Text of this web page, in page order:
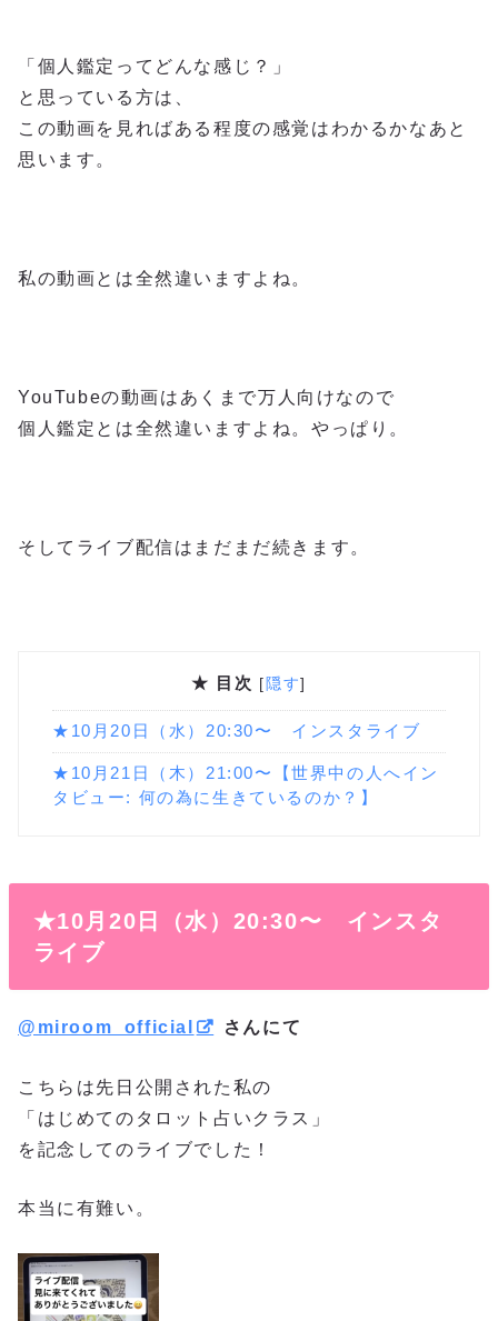
「個人鑑定ってどんな感じ？」
と思っている方は、
この動画を見ればある程度の感覚はわかるかなあと
思います。
私の動画とは全然違いますよね。
YouTubeの動画はあくまで万人向けなので
個人鑑定とは全然違いますよね。やっぱり。
そしてライブ配信はまだまだ続きます。
★ 目次 [ 隠す]
★10月20日（水）20:30〜 インスタライブ
★10月21日（木）21:00〜【世界中の人へイン
タビュー: 何の為に生きているのか？】
★10月20日（水）20:30〜 インスタ
ライブ
@miroom_official さんにて
こちらは先日公開された私の
「はじめてのタロット占いクラス」
を記念してのライブでした！
本当に有難い。